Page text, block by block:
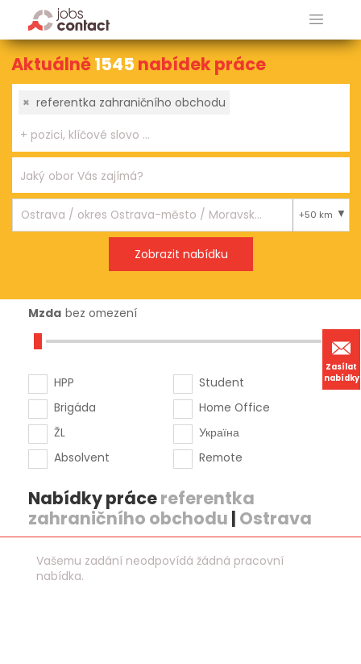
Zasílat
nabídky
Aktuálně1545 nabídek práce
× referentka zahraničního obchodu
+50 km
Mzda bez omezení
HPP
Brigáda
ŽL
Absolvent
Student
Home Office
Україна
Remote
Nabídky prácereferentka
zahraničního obchodu | Ostrava
Vašemu zadání neodpovídá žádná pracovní
nabídka.